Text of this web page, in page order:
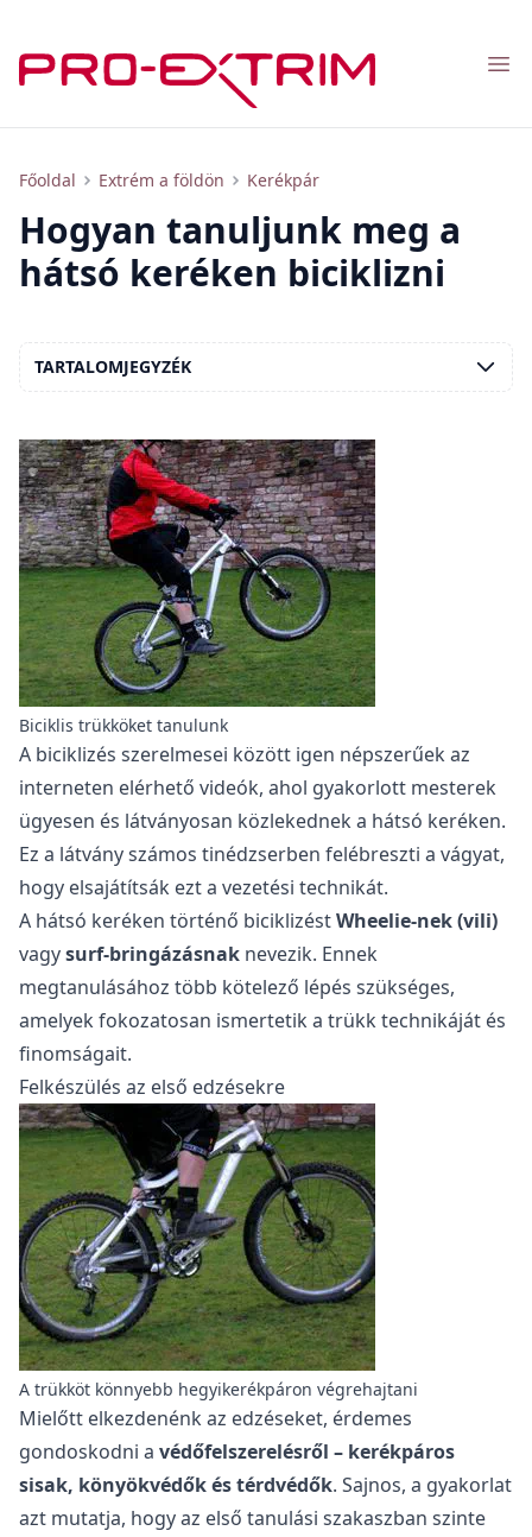
Főoldal Extrém a földön Kerékpár
Biciklis trükkök elsajátítása - hogyan biciklizhetünk a hátsó keréken
Hogyan tanuljunk meg a
hátsó keréken biciklizni
Biciklis trükköket tanulunk
A biciklizés szerelmesei között igen népszerűek az
interneten elérhető videók, ahol gyakorlott mesterek
ügyesen és látványosan közlekednek a hátsó keréken.
Ez a látvány számos tinédzserben felébreszti a vágyat,
hogy elsajátítsák ezt a vezetési technikát.
A hátsó keréken történő biciklizéstWheelie-nek (vili)
vagysurf-bringázásnak nevezik. Ennek
megtanulásához több kötelező lépés szükséges,
amelyek fokozatosan ismertetik a trükk technikáját és
finomságait.
Felkészülés az első edzésekre
A trükköt könnyebb hegyikerékpáron végrehajtani
Mielőtt elkezdenénk az edzéseket, érdemes
gondoskodni a védőfelszerelésről – kerékpáros
sisak, könyökvédők és térdvédők. Sajnos, a gyakorlat
azt mutatja, hogy az első tanulási szakaszban szinte
TARTALOMJEGYZÉK